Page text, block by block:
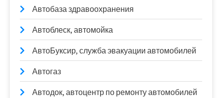
Автобаза здравоохранения
Автоблеск, автомойка
АвтоБуксир, служба эвакуации автомобилей
Автогаз
Автодок, автоцентр по ремонту автомобилей